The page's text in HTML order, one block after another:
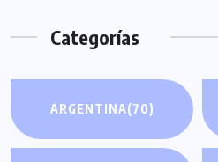
Categorías
ARGENTINA(70)